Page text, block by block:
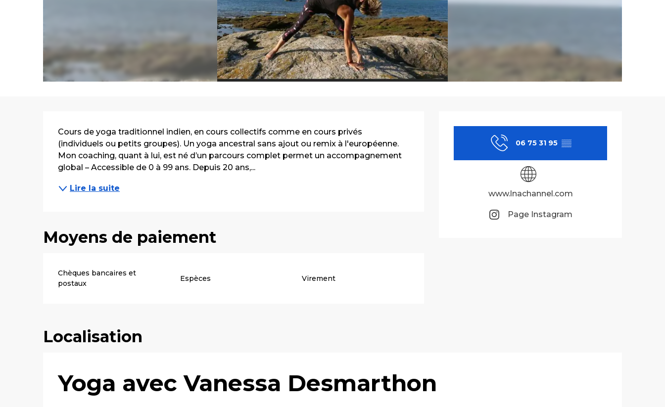
Ouverture et
06 75 31 95 ▒▒
www.lnachannel.com
Page Instagram
Description
Cours de yoga traditionnel indien, en cours collectifs comme en cours privés
(individuels ou petits groupes). Un yoga ancestral sans ajout ou remix à l'européenne.
Mon coaching, quant à lui, est né d’un parcours complet permet un accompagnement
global – Accessible de 0 à 99 ans. Depuis 20 ans,...
Lire la suite
Moyens de paiement
Chèques bancaires et
postaux
Espèces Virement
Localisation
Yoga avec Vanessa Desmarthon